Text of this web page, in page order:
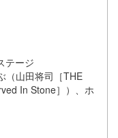
テージ
（山田将司［THE
In Stone］）、ホ